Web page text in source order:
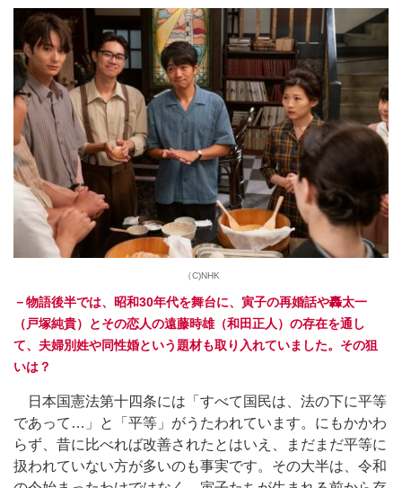
（C)NHK
－物語後半では、昭和30年代を舞台に、寅子の再婚話や轟太一
（戸塚純貴）とその恋人の遠藤時雄（和田正人）の存在を通し
て、夫婦別姓や同性婚という題材も取り入れていました。その狙
いは？
日本国憲法第十四条には「すべて国民は、法の下に平等
であって…」と「平等」がうたわれています。にもかかわ
らず、昔に比べれば改善されたとはいえ、まだまだ平等に
扱われていない方が多いのも事実です。その大半は、令和